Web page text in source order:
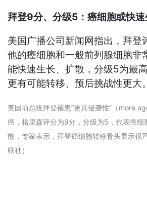
拜登9分、分级5：癌细胞或快
美国广播公司新闻网指出，拜登
他的癌细胞和一般前列腺细胞非
能快速生长、扩散，分级5为最
更有可能转移、预后挑战性更大。
美国前总统拜登罹患“更具侵袭性”（more
癌，格里森评分为9分，分级为5，代表癌细
散，专家表示，拜登癌细胞转移骨头显示很
联社）